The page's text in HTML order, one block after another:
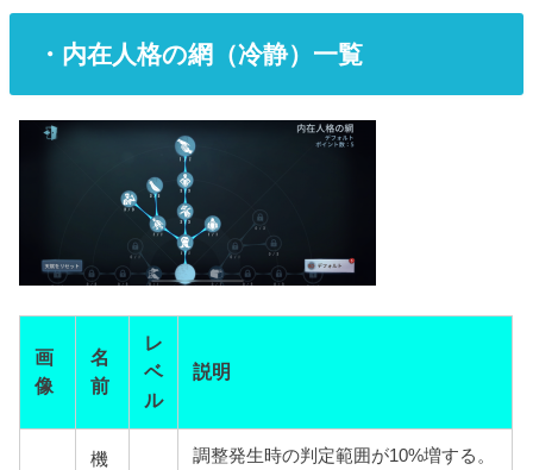
・内在人格の網（冷静）一覧
画
像
名
前
レ
ベ
ル
説明
機
調整発生時の判定範囲が10%増する。